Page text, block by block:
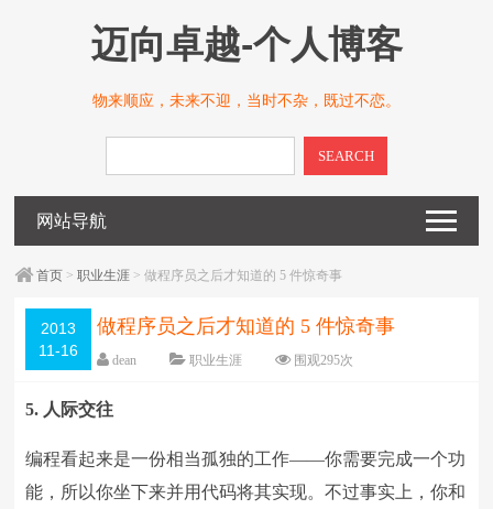
迈向卓越-个人博客
物来顺应，未来不迎，当时不杂，既过不恋。
SEARCH
网站导航
首页 >职业生涯 > 做程序员之后才知道的 5 件惊奇事
2013
11-16
做程序员之后才知道的 5 件惊奇事
dean 职业生涯 围观295次
字体：
5. 人际交往
编程看起来是一份相当孤独的工作——你需要完成一个功
能，所以你坐下来并用代码将其实现。不过事实上，你和